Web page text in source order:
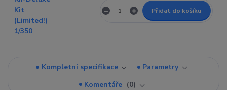
Přidat do košíku
Kompletní specifikace
Parametry
Komentáře
0